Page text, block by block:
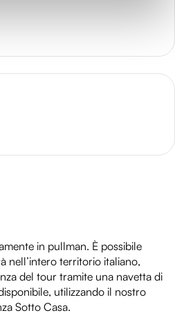
nella
in qualsiasi momento
contenuti ed
dei social media e per
Condividiamo inoltre
utilizzi il nostro sito con i
in pullman. È possibile
nell’intero territorio italiano,
del tour tramite una navetta di
utilizzando il nostro
Sotto Casa.